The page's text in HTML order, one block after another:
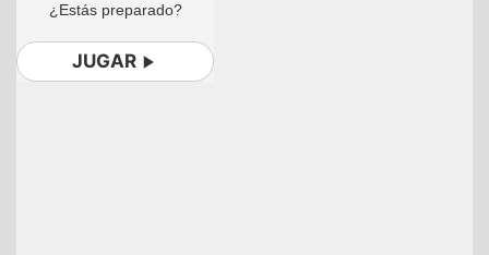
¿Estás preparado?
JUGAR